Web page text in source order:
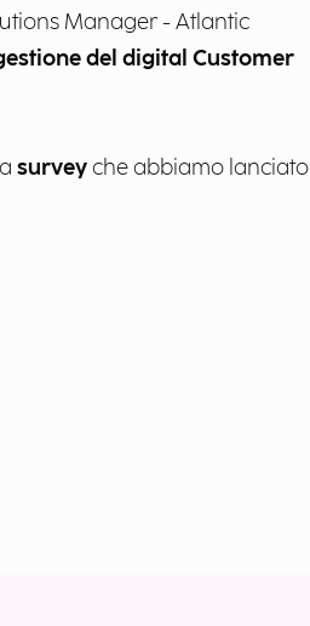
Manager - Atlantic
del digital Customer
surveyche abbiamo lanciato